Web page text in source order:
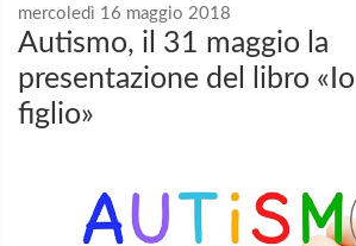
mercoledì 16 maggio 2018
Autismo, il 31 maggio la
presentazione del libro
figlio»